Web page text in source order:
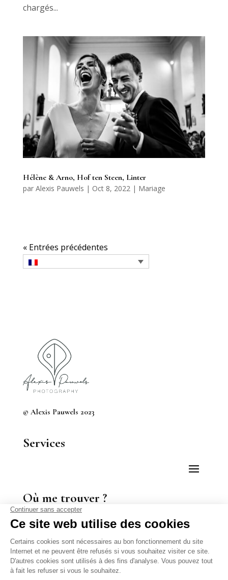
chargés...
Hélène & Arno, Hof ten Steen, Linter
par Alexis Pauwels | Oct 8, 2022| Mariage
« Entrées précédentes
© Alexis Pauwels 2023
Services
Où me trouver ?
Informations